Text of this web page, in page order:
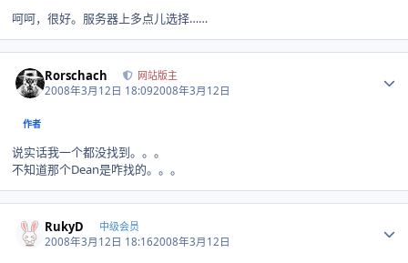
呵呵，很好。服务器上多点儿选择……
Rorschach 网站版主
2008年3月12日 18:092008年3月12日
作者
说实话我一个都没找到。。。
不知道那个Dean是咋找的。。。
RukyD 中级会员
2008年3月12日 18:162008年3月12日